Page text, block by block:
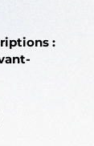
: